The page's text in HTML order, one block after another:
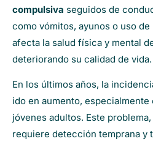
compulsiva seguidos de
como vómitos, ayunos o uso
afecta la salud física y mental
deteriorando su calidad de vida.
En los últimos años, la
ido en aumento,
jóvenes adultos. Este
requiere detección temprana y